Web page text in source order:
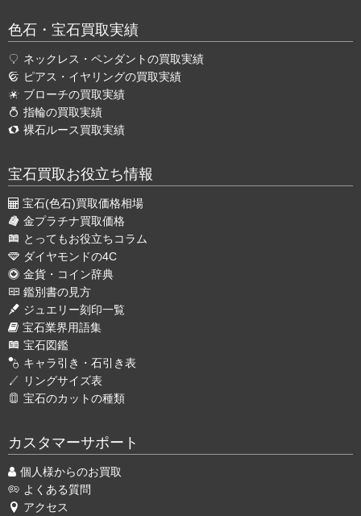
色石・宝石買取実績
ネックレス・ペンダントの買取実績
ピアス・イヤリングの買取実績
ブローチの買取実績
指輪の買取実績
裸石ルース買取実績
宝石買取お役立ち情報
宝石(色石)買取価格相場
金プラチナ買取価格
とってもお役立ちコラム
ダイヤモンドの4C
金貨・コイン辞典
鑑別書の見方
ジュエリー刻印一覧
宝石業界用語集
宝石図鑑
キャラ引き・石引き表
リングサイズ表
宝石のカットの種類
カスタマーサポート
個人様からのお買取
よくある質問
アクセス